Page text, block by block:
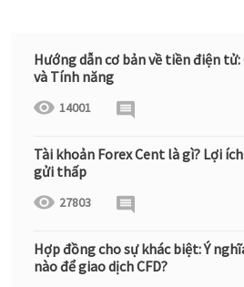
Hướng dẫn cơ bản về tiền điện
và Tính năng
14001
Tài khoản Forex Cent là gì? Lợi
gửi thấp
27803
Hợp đồng cho sự khác biệt: Ý
nào để giao dịch CFD?